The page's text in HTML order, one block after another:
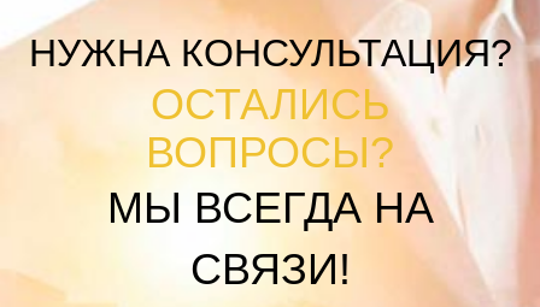
НУЖНА КОНСУЛЬТАЦИЯ?
ОСТАЛИСЬ
ВОПРОСЫ?
МЫ ВСЕГДА НА
СВЯЗИ!